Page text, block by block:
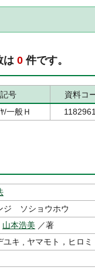
は 0 件です。
号
資料コ
/一般Ｈ
ジ ソショウホウ
山本浩美 ／著
ユキ , ヤマモト，ヒロ